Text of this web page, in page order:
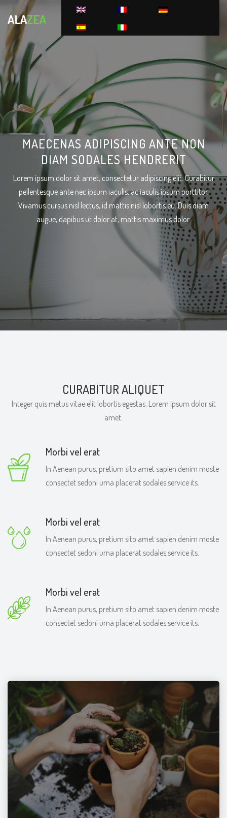
MAECENAS ADIPISCING ANTE NON
DIAM SODALES HENDRERIT
Lorem ipsum dolor sit amet, consectetur adipiscing elit. Curabitur
pellentesque ante nec ipsum iaculis, ac iaculis ipsum porttitor.
Vivamus cursus nisl lectus, id mattis nisl lobortis eu. Duis diam
augue, dapibus ut dolor at, mattis maximus dolor.
CURABITUR ALIQUET
Integer quis metus vitae elit lobortis egestas. Lorem ipsum dolor sit
amet.
Morbi vel erat
In Aenean purus, pretium sito amet sapien denim moste
consectet sedoni urna placerat sodales.service its.
Morbi vel erat
In Aenean purus, pretium sito amet sapien denim moste
consectet sedoni urna placerat sodales.service its.
Morbi vel erat
In Aenean purus, pretium sito amet sapien denim moste
consectet sedoni urna placerat sodales.service its.